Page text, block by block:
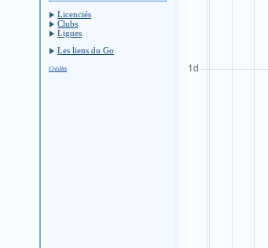
Licenciés
Clubs
Ligues
Les liens du Go
Crédits